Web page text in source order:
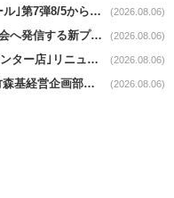
島忠news｜家計応援企画｢爆安挑戦セール｣第7弾8/5から開催 (2026.08.06)
ファミマnews｜こども食堂の｢今｣を社会へ発信する新プロジェクト始動 (2026.08.06)
OICグループnews｜8/16｢ロピア港北インター店｣リニューアル/食品売場拡大 (2026.08.06)
コスモス薬品news｜8/28付役員人事､竹森基経営企画部長が取締役昇格 (2026.08.06)